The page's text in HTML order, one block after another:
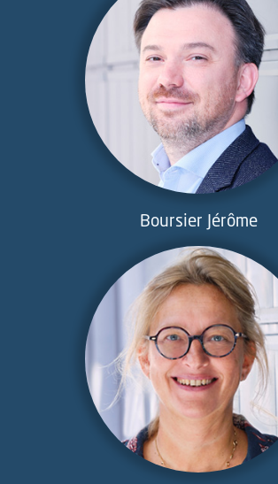
Boursier Jérôme